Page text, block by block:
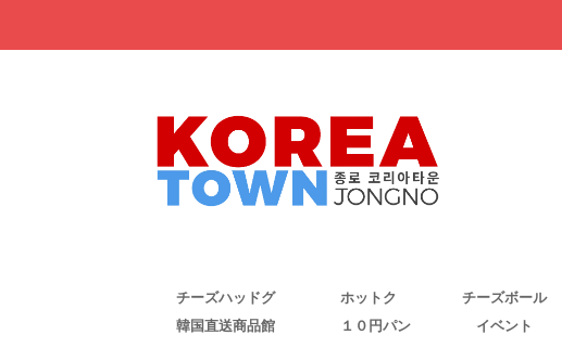
チーズハッドグ ホットク チーズボール
韓国直送商品館
１０円パン イベント